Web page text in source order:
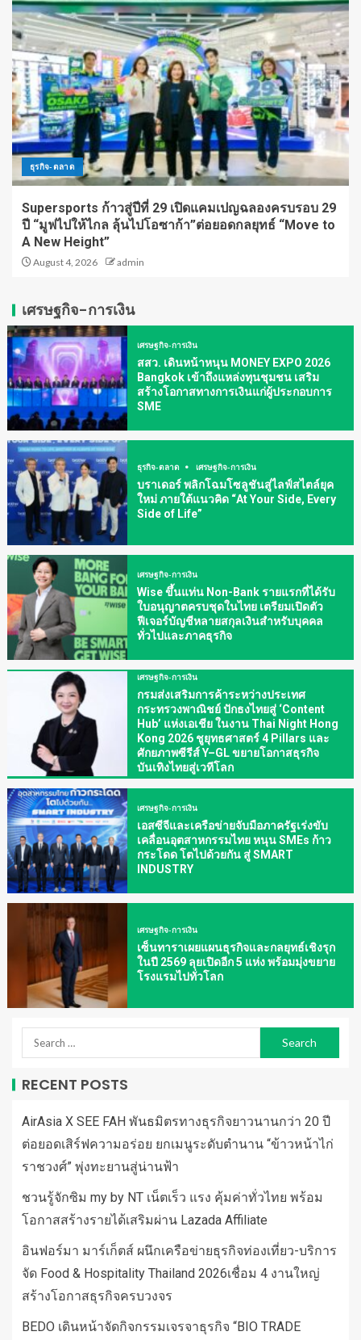
ธุรกิจ-ตลาด
Supersports ก้าวสู่ปีที่ 29 เปิดแคมเปญฉลองครบรอบ 29
ปี “มูฟไปให้ไกล ลุ้นไปโอซาก้า”ต่อยอดกลยุทธ์ “Move to
A New Height”
August 4, 2026 admin
เศรษฐกิจ-การเงิน
เศรษฐกิจ-การเงิน
สสว. เดินหน้าหนุน MONEY EXPO 2026
Bangkok เข้าถึงแหล่งทุนชุมชน เสริม
สร้างโอกาสทางการเงินแก่ผู้ประกอบการ
SME
ธุรกิจ-ตลาด เศรษฐกิจ-การเงิน
บราเดอร์ พลิกโฉมโซลูชันสู่ไลฟ์สไตล์ยุค
ใหม่ ภายใต้แนวคิด “At Your Side, Every
Side of Life”
เศรษฐกิจ-การเงิน
Wise ขึ้นแท่น Non-Bank รายแรกที่ได้รับ
ใบอนุญาตครบชุดในไทย เตรียมเปิดตัว
ฟีเจอร์บัญชีหลายสกุลเงินสำหรับบุคคล
ทั่วไปและภาคธุรกิจ
เศรษฐกิจ-การเงิน
กรมส่งเสริมการค้าระหว่างประเทศ
กระทรวงพาณิชย์ ปักธงไทยสู่ ‘Content
Hub’ แห่งเอเชีย ในงาน Thai Night Hong
Kong 2026 ชูยุทธศาสตร์ 4 Pillars และ
ศักยภาพซีรีส์ Y–GL ขยายโอกาสธุรกิจ
บันเทิงไทยสู่เวทีโลก
เศรษฐกิจ-การเงิน
เอสซีจีและเครือข่ายจับมือภาครัฐเร่งขับ
เคลื่อนอุตสาหกรรมไทย หนุน SMEs ก้าว
กระโดด โตไปด้วยกัน สู่ SMART
INDUSTRY
เศรษฐกิจ-การเงิน
เซ็นทาราเผยแผนธุรกิจและกลยุทธ์เชิงรุก
ในปี 2569 ลุยเปิดอีก 5 แห่ง พร้อมมุ่งขยาย
โรงแรมไปทั่วโลก
RECENT POSTS
AirAsia X SEE FAH พันธมิตรทางธุรกิจยาวนานกว่า 20 ปี
ต่อยอดเสิร์ฟความอร่อย ยกเมนูระดับตำนาน “ข้าวหน้าไก่
ราชวงศ์” พุ่งทะยานสู่น่านฟ้า
ชวนรู้จักซิม my by NT เน็ตเร็ว แรง คุ้มค่าทั่วไทย พร้อม
โอกาสสร้างรายได้เสริมผ่าน Lazada Affiliate
อินฟอร์มา มาร์เก็ตส์ ผนึกเครือข่ายธุรกิจท่องเที่ยว-บริการ
จัด Food & Hospitality Thailand 2026เชื่อม 4 งานใหญ่
สร้างโอกาสธุรกิจครบวงจร
BEDO เดินหน้าจัดกิจกรรมเจรจาธุรกิจ “BIO TRADE